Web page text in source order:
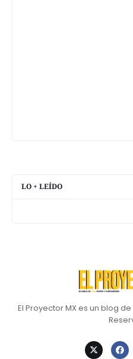
LO + LEÍDO
El Proyector MX es un blog